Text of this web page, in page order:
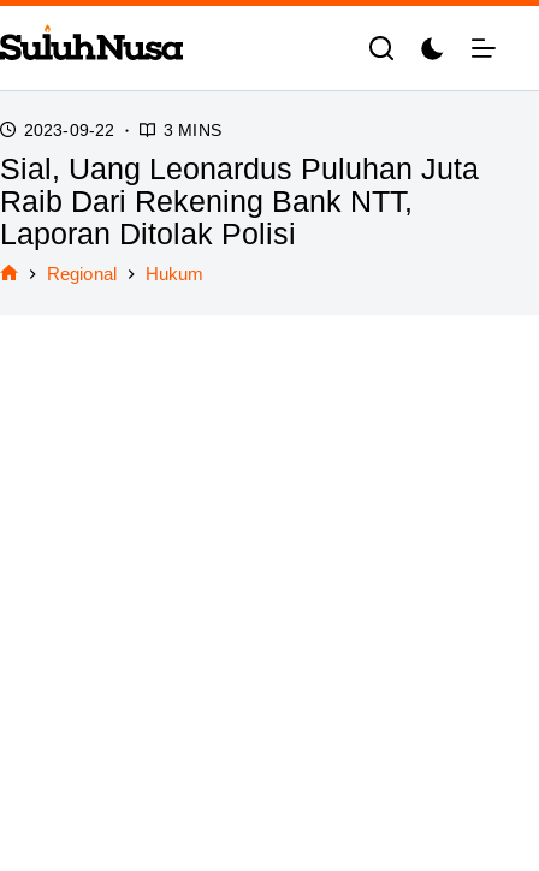
Skip
to
content
2023-09-22 3 MINS
Sial, Uang Leonardus Puluhan Juta
Raib Dari Rekening Bank NTT,
Laporan Ditolak Polisi
Regional Hukum